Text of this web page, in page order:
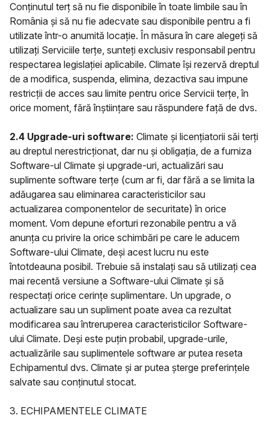
Conținutul terț să nu fie disponibile în toate limbile sau în
România și să nu fie adecvate sau disponibile pentru a fi
utilizate într-o anumită locație. În măsura în care alegeți să
utilizați Serviciile terțe, sunteți exclusiv responsabil pentru
respectarea legislației aplicabile. Climate își rezervă dreptul
de a modifica, suspenda, elimina, dezactiva sau impune
restricții de acces sau limite pentru orice Servicii terțe, în
orice moment, fără înștiințare sau răspundere față de dvs.
2.4 Upgrade-uri software: Climate și licențiatorii săi terți
au dreptul nerestricționat, dar nu și obligația, de a furniza
Software-ul Climate și upgrade-uri, actualizări sau
suplimente software terțe (cum ar fi, dar fără a se limita la
adăugarea sau eliminarea caracteristicilor sau
actualizarea componentelor de securitate) în orice
moment. Vom depune eforturi rezonabile pentru a vă
anunța cu privire la orice schimbări pe care le aducem
Software-ului Climate, deși acest lucru nu este
întotdeauna posibil. Trebuie să instalați sau să utilizați cea
mai recentă versiune a Software-ului Climate și să
respectați orice cerințe suplimentare. Un upgrade, o
actualizare sau un supliment poate avea ca rezultat
modificarea sau întreruperea caracteristicilor Software-
ului Climate. Deși este puțin probabil, upgrade-urile,
actualizările sau suplimentele software ar putea reseta
Echipamentul dvs. Climate și ar putea șterge preferințele
salvate sau conținutul stocat.
3. ECHIPAMENTELE CLIMATE